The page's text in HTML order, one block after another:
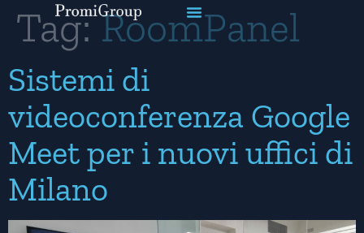
Tag:RoomPanel
Sistemi di
videoconferenza Google
Meet per i nuovi uffici di
Milano